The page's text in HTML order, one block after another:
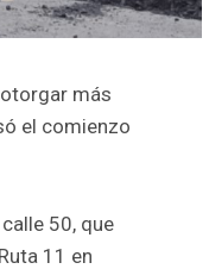
más
el comienzo
50, que
11 en